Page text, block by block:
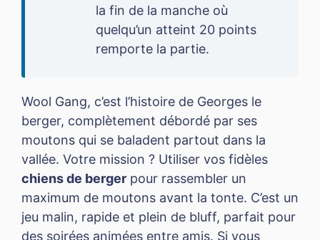
la fin de la manche où
quelqu’un atteint 20 points
remporte la partie.
Wool Gang, c’est l’histoire de Georges le
berger, complètement débordé par ses
moutons qui se baladent partout dans la
vallée. Votre mission ? Utiliser vos fidèles
chiens de berger pour rassembler un
maximum de moutons avant la tonte. C’est un
jeu malin, rapide et plein de bluff, parfait pour
des soirées animées entre amis. Si vous